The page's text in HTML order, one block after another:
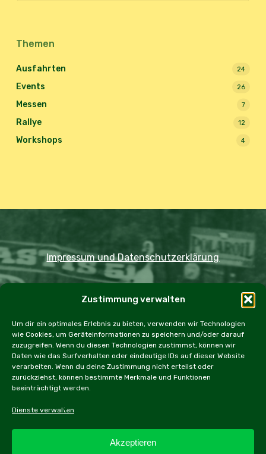
Zustimmung verwalten
Um dir ein optimales Erlebnis zu bieten, verwenden wir Technologien
wie Cookies, um Geräteinformationen zu speichern und/oder darauf
zuzugreifen. Wenn du diesen Technologien zustimmst, können wir
Daten wie das Surfverhalten oder eindeutige IDs auf dieser Website
verarbeiten. Wenn du deine Zustimmung nicht erteilst oder
zurückziehst, können bestimmte Merkmale und Funktionen
beeinträchtigt werden.
Dienste verwalten
Akzeptieren
Themen
Ausfahrten 24
Events 26
Messen 7
Rallye 12
Workshops 4
Impressum und Datenschutzerklärung
Home Ausfahrten Rallye
Events
Messen
Workshops Cookie Policy (EU)
facebook